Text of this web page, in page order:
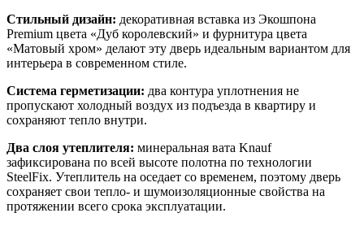
Стильный дизайн: декоративная вставка из Экошпона
Premium цвета «Дуб королевский» и фурнитура цвета
«Матовый хром» делают эту дверь идеальным вариантом для
интерьера в современном стиле.
Система герметизации: два контура уплотнения не
пропускают холодный воздух из подъезда в квартиру и
сохраняют тепло внутри.
Два слоя утеплителя: минеральная вата Knauf
зафиксирована по всей высоте полотна по технологии
SteelFix. Утеплитель на оседает со временем, поэтому дверь
сохраняет свои тепло- и шумоизоляционные свойства на
протяжении всего срока эксплуатации.